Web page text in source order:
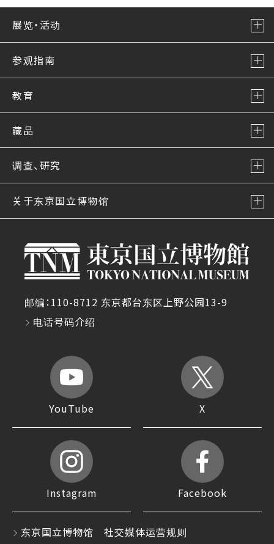
展览・活动
参观指南
教育
藏品
调查、研究
关于东京国立博物馆
邮编：110-8712 东京都台东区上野公园13-9
电话号码介绍
YouTube X
Instagram Facebook
东京国立博物馆 社交媒体运营规则